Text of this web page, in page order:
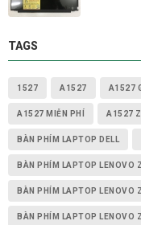
TAGS
1527 A1527 A1527
A1527 MIỄN PHÍ A1527
BÀN PHÍM LAPTOP DELL
BÀN PHÍM LAPTOP LENOVO
BÀN PHÍM LAPTOP LENOVO
BÀN PHÍM LAPTOP LENOVO